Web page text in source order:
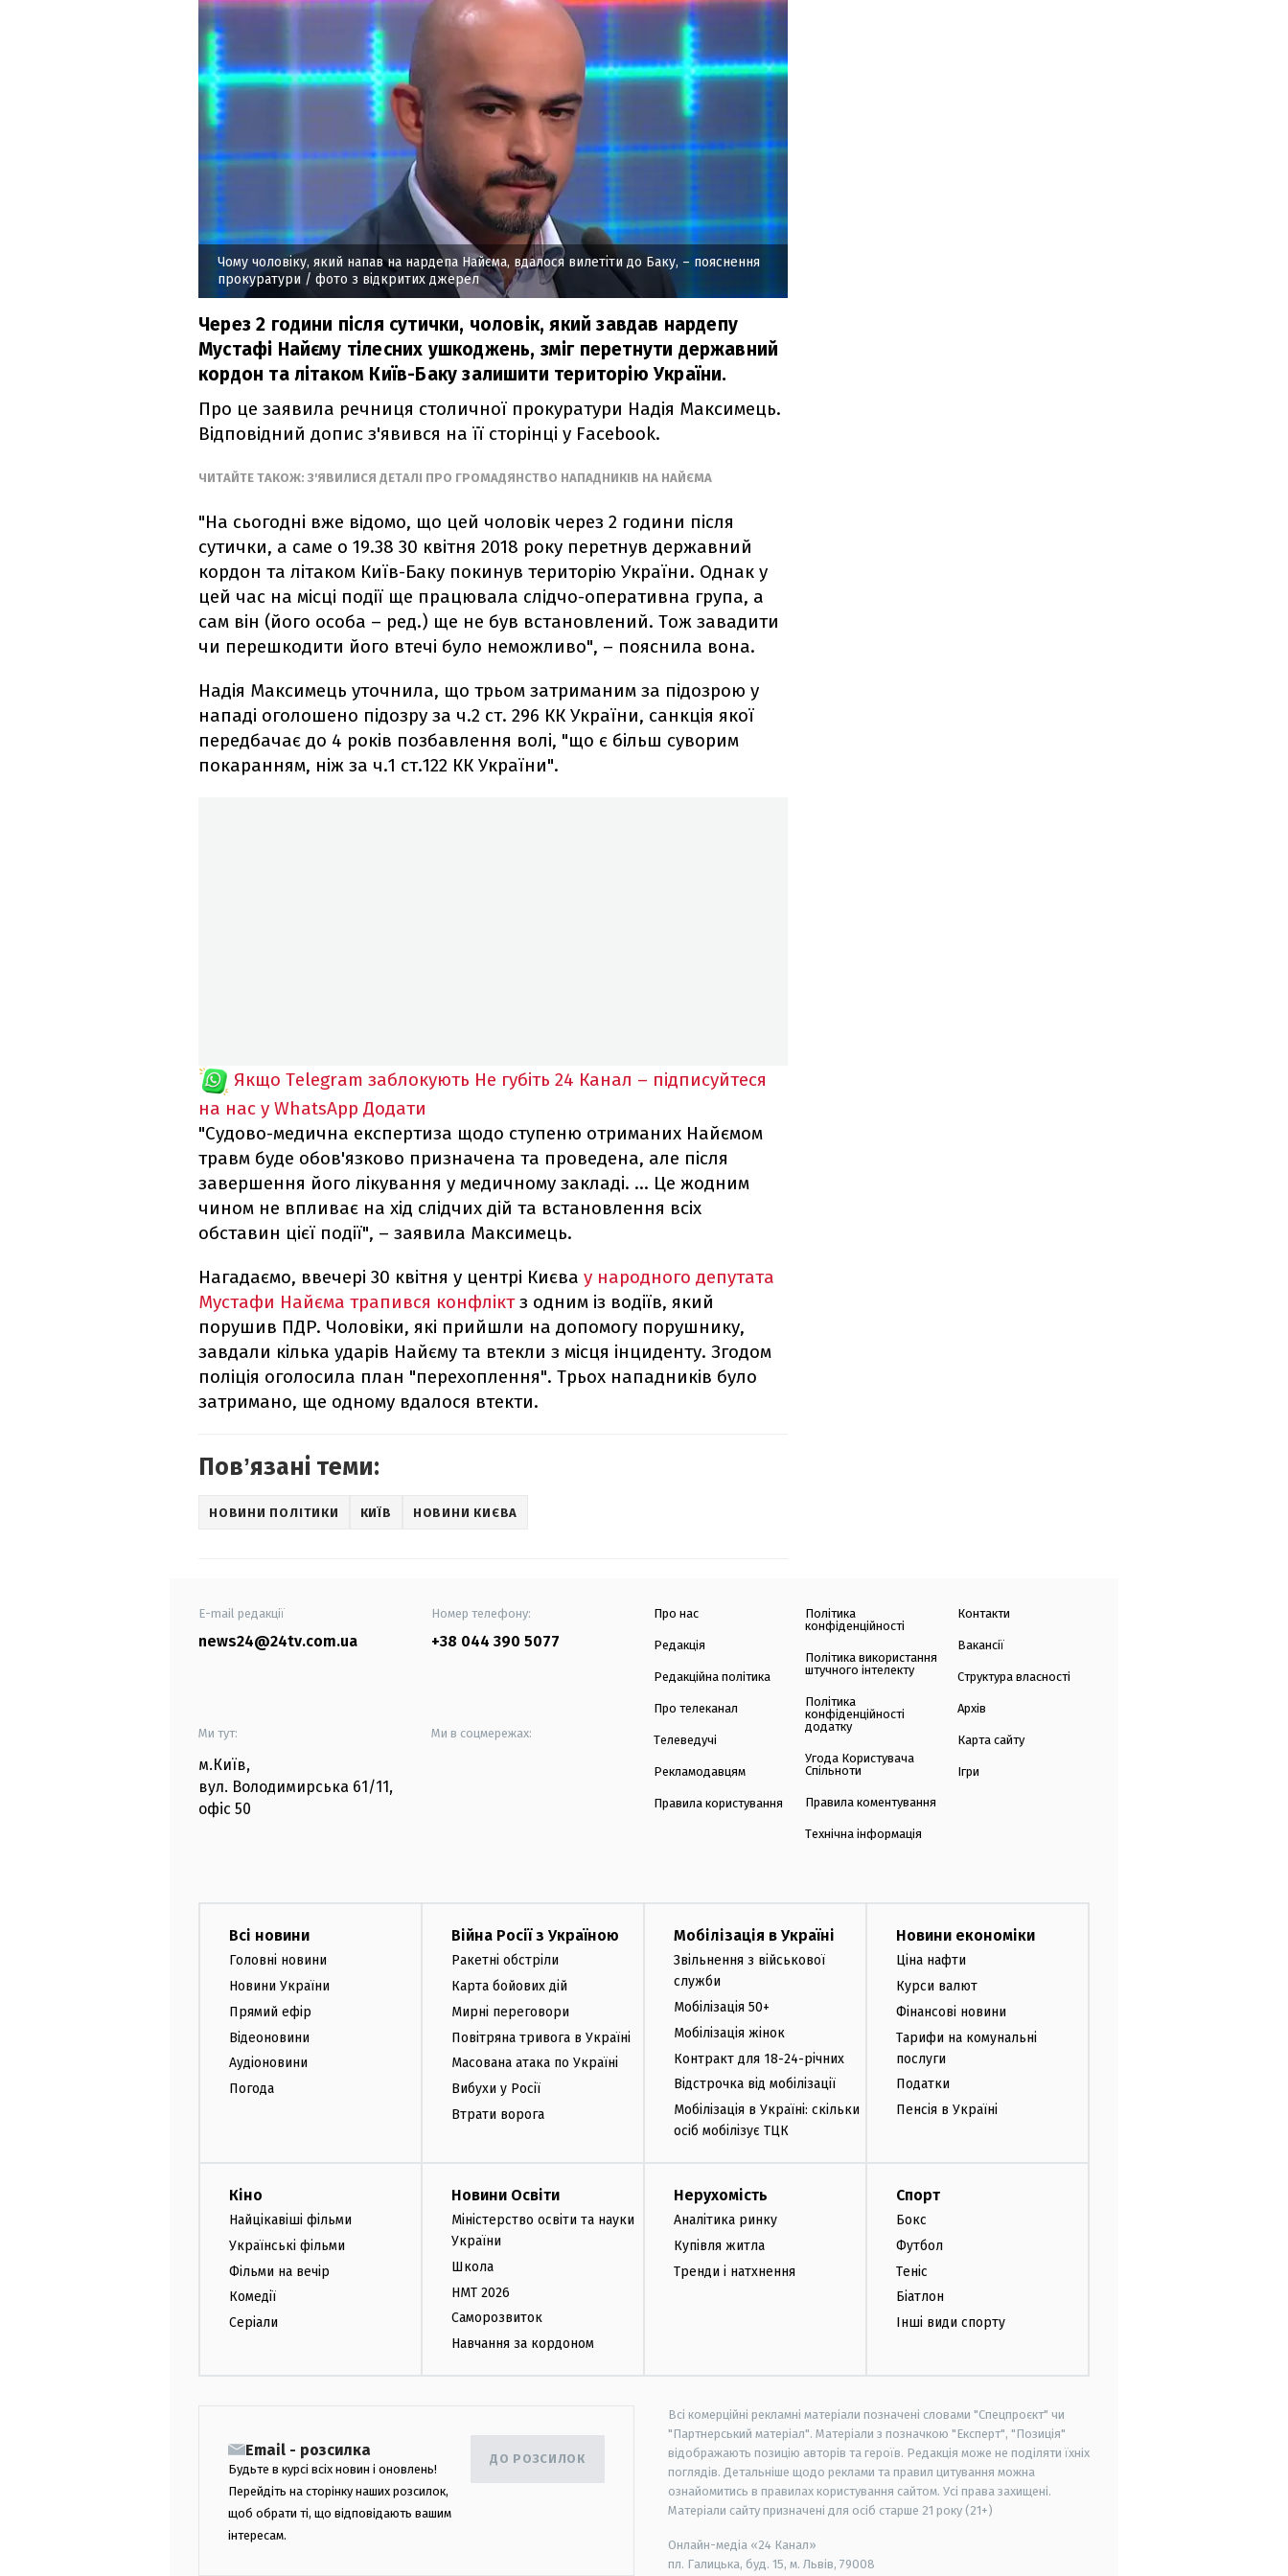
Чому чоловіку, який напав на нардепа Найєма, вдалося вилетіти до Баку, – пояснення
прокуратури / фото з відкритих джерел
Через 2 години після сутички, чоловік, який завдав нардепу
Мустафі Найєму тілесних ушкоджень, зміг перетнути державний
кордон та літаком Київ-Баку залишити територію України.
Про це заявила речниця столичної прокуратури Надія Максимець.
Відповідний допис з'явився на її сторінці у Facebook.
ЧИТАЙТЕ ТАКОЖ: З'ЯВИЛИСЯ ДЕТАЛІ ПРО ГРОМАДЯНСТВО НАПАДНИКІВ НА НАЙЄМА
"На сьогодні вже відомо, що цей чоловік через 2 години після
сутички, а саме о 19.38 30 квітня 2018 року перетнув державний
кордон та літаком Київ-Баку покинув територію України. Однак у
цей час на місці події ще працювала слідчо-оперативна група, а
сам він (його особа – ред.) ще не був встановлений. Тож завадити
чи перешкодити його втечі було неможливо", – пояснила вона.
Надія Максимець уточнила, що трьом затриманим за підозрою у
нападі оголошено підозру за ч.2 ст. 296 КК України, санкція якої
передбачає до 4 років позбавлення волі, "що є більш суворим
покаранням, ніж за ч.1 ст.122 КК України".
Якщо Telegram заблокують Не губіть 24 Канал – підписуйтеся
на нас у WhatsApp Додати
"Судово-медична експертиза щодо ступеню отриманих Найємом
травм буде обов'язково призначена та проведена, але після
завершення його лікування у медичному закладі. ... Це жодним
чином не впливає на хід слідчих дій та встановлення всіх
обставин цієї події", – заявила Максимець.
Нагадаємо, ввечері 30 квітня у центрі Києва у народного депутата
Мустафи Найєма трапився конфліктз одним із водіїв, який
порушив ПДР. Чоловіки, які прийшли на допомогу порушнику,
завдали кілька ударів Найєму та втекли з місця інциденту. Згодом
поліція оголосила план "перехоплення". Трьох нападників було
затримано, ще одному вдалося втекти.
Повʼязані теми:
НОВИНИ ПОЛІТИКИ КИЇВ НОВИНИ КИЄВА
E-mail редакції
news24@24tv.com.ua
Номер телефону:
+38 044 390 5077
Ми тут:
м.Київ,
вул. Володимирська 61/11,
офіс 50
Ми в соцмережах:
Про нас
Редакція
Редакційна політика
Про телеканал
Телеведучі
Рекламодавцям
Правила користування
Політика
конфіденційності
Політика використання
штучного інтелекту
Політика
конфіденційності
додатку
Угода Користувача
Спільноти
Правила коментування
Технічна інформація
Контакти
Вакансії
Структура власності
Архів
Карта сайту
Ігри
Всі новини
Головні новини
Новини України
Прямий ефір
Відеоновини
Аудіоновини
Погода
Війна Росії з Україною
Ракетні обстріли
Карта бойових дій
Мирні переговори
Повітряна тривога в Україні
Масована атака по Україні
Вибухи у Росії
Втрати ворога
Мобілізація в Україні
Звільнення з військової
служби
Мобілізація 50+
Мобілізація жінок
Контракт для 18-24-річних
Відстрочка від мобілізації
Мобілізація в Україні: скільки
осіб мобілізує ТЦК
Новини економіки
Ціна нафти
Курси валют
Фінансові новини
Тарифи на комунальні
послуги
Податки
Пенсія в Україні
Кіно
Найцікавіші фільми
Українські фільми
Фільми на вечір
Комедії
Серіали
Новини Освіти
Міністерство освіти та науки
України
Школа
НМТ 2026
Саморозвиток
Навчання за кордоном
Нерухомість
Аналітика ринку
Купівля житла
Тренди і натхнення
Спорт
Бокс
Футбол
Теніс
Біатлон
Інші види спорту
Email - розсилка
Будьте в курсі всіх новин і оновлень!
Перейдіть на сторінку наших розсилок,
щоб обрати ті, що відповідають вашим
інтересам.
ДО РОЗСИЛОК
Всі комерційні рекламні матеріали позначені словами "Спецпроєкт" чи
"Партнерський матеріал". Матеріали з позначкою "Експерт", "Позиція"
відображають позицію авторів та героїв. Редакція може не поділяти їхніх
поглядів. Детальніше щодо реклами та правил цитування можна
ознайомитись в правилах користування сайтом. Усі права захищені.
Матеріали сайту призначені для осіб старше 21 року (21+)
Онлайн-медіа «24 Канал»
пл. Галицька, буд. 15, м. Львів, 79008